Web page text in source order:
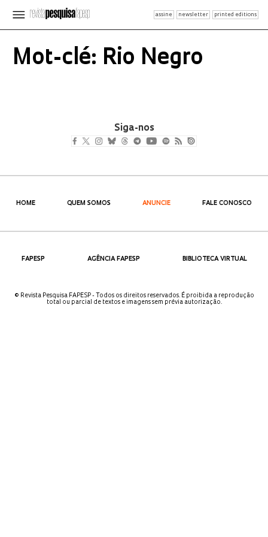
assine newsletter printed editions
Mot-clé: Rio Negro
Siga-nos
HOME QUEM SOMOS ANUNCIE FALE CONOSCO
FAPESP AGÊNCIA FAPESP BIBLIOTECA VIRTUAL
© Revista Pesquisa FAPESP - Todos os direitos reservados. É proibida a reprodução
total ou parcial de textos e imagens sem prévia autorização.